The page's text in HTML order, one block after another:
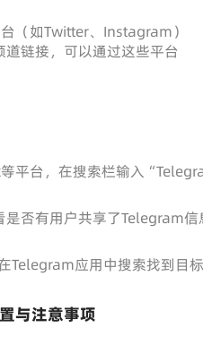
（如Twitter、Instagram）
链接，可以通过这些平台
平台，在搜索栏输入
否有用户共享了Telegram信
Telegram应用中搜索找到目
与注意事项